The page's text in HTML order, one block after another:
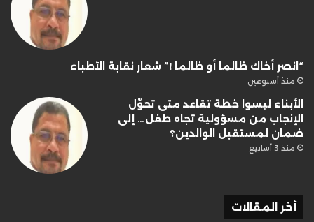
“انصر أخاك ظالما أو ظالما !” شعار نقابة الأطباء
منذ أسبوعين
الأبناء ليسوا خطة تقاعد متى تحوّل
الإنجاب من مسؤولية تجاه طفل… إلى
ضمان لمستقبل الوالدين؟
منذ 3 أسابيع
أخر المقالات